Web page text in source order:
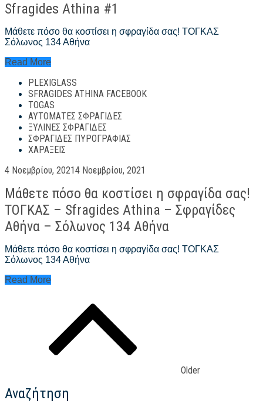
Sfragides Athina #1
Μάθετε πόσο θα κοστίσει η σφραγίδα σας! ΤΟΓΚΑΣ
Σόλωνος 134 Αθήνα
Sfragides
Read More
PLEXIGLASS
SFRAGIDES ATHINA FACEBOOK
TOGAS
ΑΥΤΌΜΑΤΕΣ ΣΦΡΑΓΊΔΕΣ
ΞΎΛΙΝΕΣ ΣΦΡΑΓΊΔΕΣ
ΣΦΡΑΓΊΔΕΣ ΠΥΡΟΓΡΑΦΊΑΣ
ΧΑΡΆΞΕΙΣ
Posted
4 Νοεμβρίου, 20214 Νοεμβρίου, 2021
Μάθετε πόσο θα κοστίσει η σφραγίδα σας!
ΤΟΓΚΑΣ – Sfragides Athina – Σφραγίδες
Αθήνα – Σόλωνος 134 Αθήνα
Μάθετε πόσο θα κοστίσει η σφραγίδα σας! ΤΟΓΚΑΣ
Σόλωνος 134 Αθήνα
Μάθετε
–
Read More
Older
Αναζήτηση